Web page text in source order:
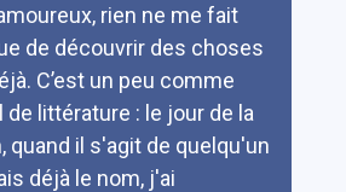
rien ne me fait
de découvrir des choses
C’est un peu comme
de littérature : le jour de la
quand il s'agit de quelqu'un
déjà le nom, j'ai